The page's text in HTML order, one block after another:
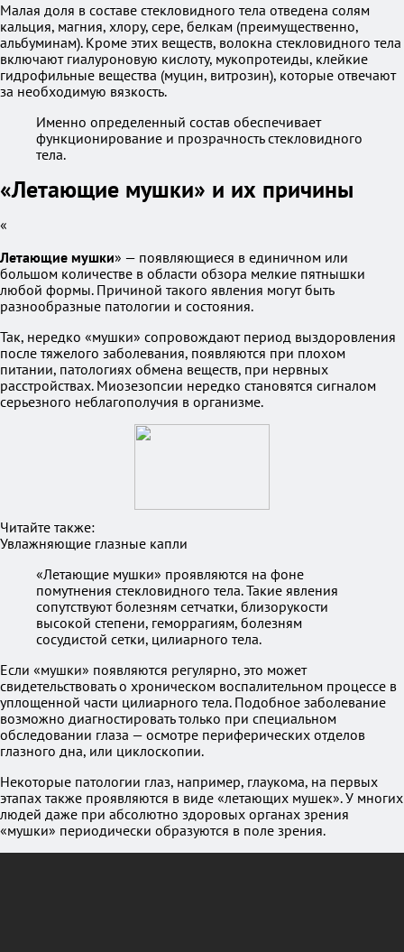
Малая доля в составе стекловидного тела отведена солям
кальция, магния, хлору, сере, белкам (преимущественно,
альбуминам). Кроме этих веществ, волокна стекловидного тела
включают гиалуроновую кислоту, мукопротеиды, клейкие
гидрофильные вещества (муцин, витрозин), которые отвечают
за необходимую вязкость.
Именно определенный состав обеспечивает
функционирование и прозрачность стекловидного
тела.
«Летающие мушки» и их причины
«
Летающие мушки» — появляющиеся в единичном или
большом количестве в области обзора мелкие пятнышки
любой формы. Причиной такого явления могут быть
разнообразные патологии и состояния.
Так, нередко «мушки» сопровождают период выздоровления
после тяжелого заболевания, появляются при плохом
питании, патологиях обмена веществ, при нервных
расстройствах. Миозезопсии нередко становятся сигналом
серьезного неблагополучия в организме.
Читайте также:
Увлажняющие глазные капли
«Летающие мушки» проявляются на фоне
помутнения стекловидного тела. Такие явления
сопутствуют болезням сетчатки, близорукости
высокой степени, геморрагиям, болезням
сосудистой сетки, цилиарного тела.
Если «мушки» появляются регулярно, это может
свидетельствовать о хроническом воспалительном процессе в
уплощенной части цилиарного тела. Подобное заболевание
возможно диагностировать только при специальном
обследовании глаза — осмотре периферических отделов
глазного дна, или циклоскопии.
Некоторые патологии глаз, например, глаукома, на первых
этапах также проявляются в виде «летающих мушек». У многих
людей даже при абсолютно здоровых органах зрения
«мушки» периодически образуются в поле зрения.